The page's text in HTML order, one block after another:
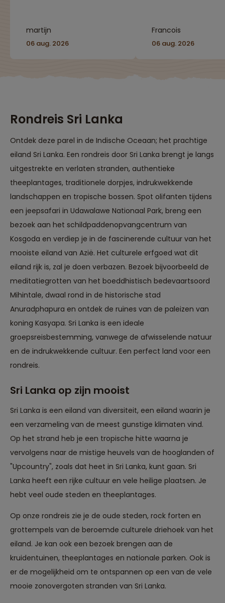
rust om alle indrukken
te absorberen"
martijn
06 aug. 2026
Francois
06 aug. 2026
Rondreis Sri Lanka
Ontdek deze parel in de Indische Oceaan; het prachtige
eiland Sri Lanka. Een rondreis door Sri Lanka brengt je langs
uitgestrekte en verlaten stranden, authentieke
theeplantages, traditionele dorpjes, indrukwekkende
landschappen en tropische bossen. Spot olifanten tijdens
een jeepsafari in Udawalawe Nationaal Park, breng een
bezoek aan het schildpaddenopvangcentrum van
Kosgoda en verdiep je in de fascinerende cultuur van het
mooiste eiland van Azië. Het culturele erfgoed wat dit
eiland rijk is, zal je doen verbazen. Bezoek bijvoorbeeld de
meditatiegrotten van het boeddhistisch bedevaartsoord
Mihintale, dwaal rond in de historische stad
Anuradphapura en ontdek de ruïnes van de paleizen van
koning Kasyapa. Sri Lanka is een ideale
groepsreisbestemming, vanwege de afwisselende natuur
en de indrukwekkende cultuur. Een perfect land voor een
rondreis.
Sri Lanka op zijn mooist
Sri Lanka is een eiland van diversiteit, een eiland waarin je
een verzameling van de meest gunstige klimaten vind.
Op het strand heb je een tropische hitte waarna je
vervolgens naar de mistige heuvels van de hooglanden of
"Upcountry", zoals dat heet in Sri Lanka, kunt gaan. Sri
Lanka heeft een rijke cultuur en vele heilige plaatsen. Je
hebt veel oude steden en theeplantages.
Op onze rondreis zie je de oude steden, rock forten en
grottempels van de beroemde culturele driehoek van het
eiland. Je kan ook een bezoek brengen aan de
kruidentuinen, theeplantages en nationale parken. Ook is
er de mogelijkheid om te ontspannen op een van de vele
mooie zonovergoten stranden van Sri Lanka.